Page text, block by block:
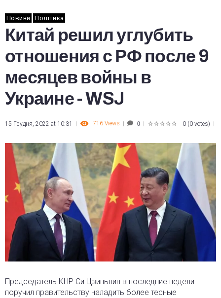
Новини Політика
Китай решил углубить
отношения с РФ после 9
месяцев войны в
Украине - WSJ
15 Грудня, 2022 at 10:31 716 Views 0 0 (0 votes)
Председатель КНР Си Цзиньпин в последние недели
поручил правительству наладить более тесные